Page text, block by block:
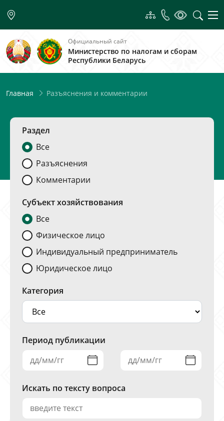
Официальный сайт
Министерство по налогам и сборам
Республики Беларусь
Главная Разъяснения и комментарии
Раздел
Все
Разъяснения
Комментарии
Субъект хозяйствования
Все
Физическое лицо
Индивидуальный предприниматель
Юридическое лицо
Категория
Период публикации
Искать по тексту вопроса